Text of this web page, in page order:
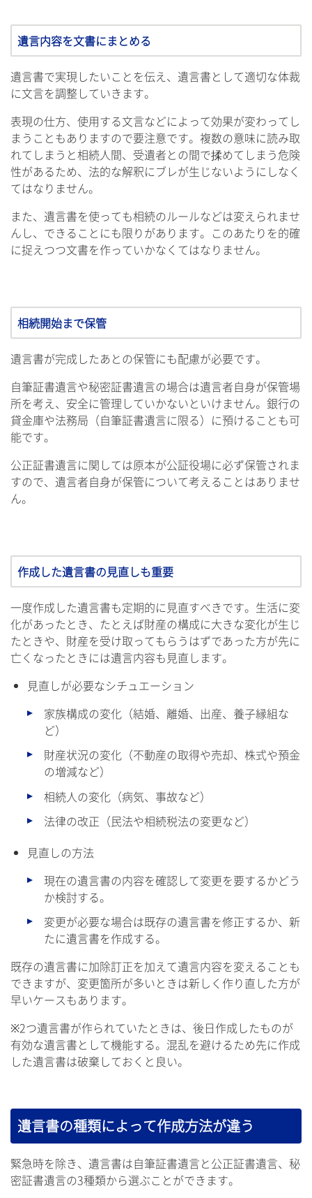
遺言内容を文書にまとめる
遺言書で実現したいことを伝え、遺言書として適切な体裁
に文言を調整していきます。
表現の仕方、使用する文言などによって効果が変わってし
まうこともありますので要注意です。複数の意味に読み取
れてしまうと相続人間、受遺者との間で揉めてしまう危険
性があるため、法的な解釈にブレが生じないようにしなく
てはなりません。
また、遺言書を使っても相続のルールなどは変えられませ
んし、できることにも限りがあります。このあたりを的確
に捉えつつ文書を作っていかなくてはなりません。
相続開始まで保管
遺言書が完成したあとの保管にも配慮が必要です。
自筆証書遺言や秘密証書遺言の場合は遺言者自身が保管場
所を考え、安全に管理していかないといけません。銀行の
貸金庫や法務局（自筆証書遺言に限る）に預けることも可
能です。
公正証書遺言に関しては原本が公証役場に必ず保管されま
すので、遺言者自身が保管について考えることはありませ
ん。
作成した遺言書の見直しも重要
一度作成した遺言書も定期的に見直すべきです。生活に変
化があったとき、たとえば財産の構成に大きな変化が生じ
たときや、財産を受け取ってもらうはずであった方が先に
亡くなったときには遺言内容も見直します。
見直しが必要なシチュエーション
家族構成の変化（結婚、離婚、出産、養子縁組な
ど）
財産状況の変化（不動産の取得や売却、株式や預金
の増減など）
相続人の変化（病気、事故など）
法律の改正（民法や相続税法の変更など）
見直しの方法
現在の遺言書の内容を確認して変更を要するかどう
か検討する。
変更が必要な場合は既存の遺言書を修正するか、新
たに遺言書を作成する。
既存の遺言書に加除訂正を加えて遺言内容を変えることも
できますが、変更箇所が多いときは新しく作り直した方が
早いケースもあります。
※2つ遺言書が作られていたときは、後日作成したものが
有効な遺言書として機能する。混乱を避けるため先に作成
した遺言書は破棄しておくと良い。
遺言書の種類によって作成方法が違う
緊急時を除き、遺言書は自筆証書遺言と公正証書遺言、秘
密証書遺言の3種類から選ぶことができます。